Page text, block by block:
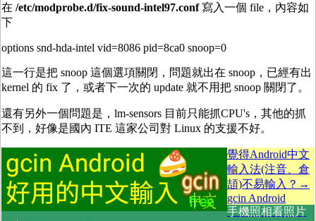
在 /etc/modprobe.d/fix-sound-intel97.conf寫入一個 file，內容如
下
options snd-hda-intel vid=8086 pid=8ca0 snoop=0
這一行是把 snoop 這個選項關閉，問題就出在 snoop，已經有出
kernel 的 fix 了，或者下一次的 update 就不用把 snoop 關閉了。
還有另外一個問題是，lm-sensors 目前只能抓CPU's，其他的抓
不到，好像是國內 ITE 這家公司對 Linux 的支援不好。
覺得Android中文
輸入法(注音、倉
頡)不易輸入？→
gcin Android
手機照相看照片